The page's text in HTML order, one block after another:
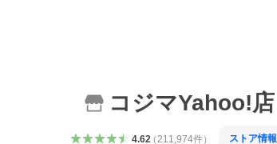
コジマYahoo!店
4.62（ 211,974件） ストア情報